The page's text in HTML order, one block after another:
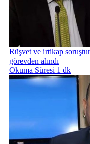
Rüşvet ve irtikap
görevden alındı
Okuma Süresi 1 dk